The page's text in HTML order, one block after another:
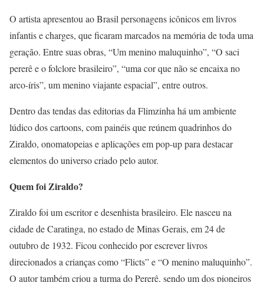
O artista apresentou ao Brasil personagens icônicos em livros
infantis e charges, que ficaram marcados na memória de toda uma
geração. Entre suas obras, “Um menino maluquinho”, “O saci
pererê e o folclore brasileiro”, “uma cor que não se encaixa no
arco-íris”, um menino viajante espacial”, entre outros.
Dentro das tendas das editorias da Flimzinha há um ambiente
lúdico dos cartoons, com painéis que reúnem quadrinhos do
Ziraldo, onomatopeias e aplicações em pop-up para destacar
elementos do universo criado pelo autor.
Quem foi Ziraldo?
Ziraldo foi um escritor e desenhista brasileiro. Ele nasceu na
cidade de Caratinga, no estado de Minas Gerais, em 24 de
outubro de 1932. Ficou conhecido por escrever livros
direcionados a crianças como “Flicts” e “O menino maluquinho”.
O autor também criou a turma do Pererê, sendo um dos pioneiros